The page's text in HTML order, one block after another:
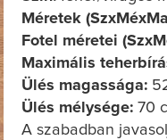
Méretek
Fotel méretei
Maximális
Ülés magassága:
Ülés mélysége: 70
A szabadban